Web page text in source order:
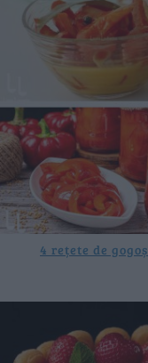
4 rețete de